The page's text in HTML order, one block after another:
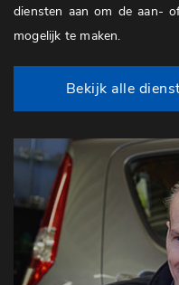
diensten aan om de aan-
mogelijk te maken.
Bekijk alle